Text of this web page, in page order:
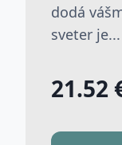
dodá
sveter je...
21.52